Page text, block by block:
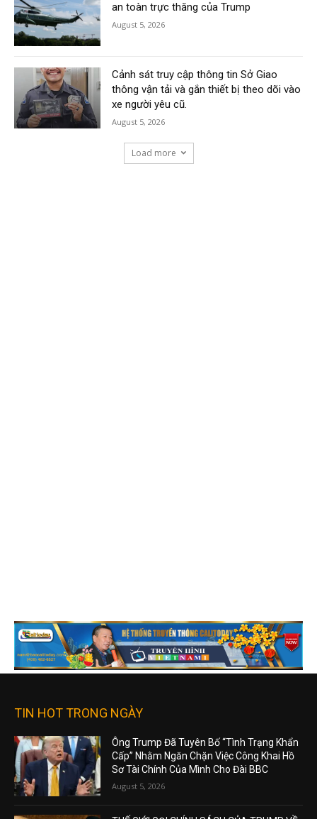
an toàn trực thăng của Trump
August 5, 2026
Cảnh sát truy cập thông tin Sở Giao
thông vận tải và gắn thiết bị theo dõi vào
xe người yêu cũ.
August 5, 2026
Load more
TIN HOT TRONG NGÀY
Ông Trump Đã Tuyên Bố “Tình Trạng Khẩn
Cấp” Nhằm Ngăn Chặn Việc Công Khai Hồ
Sơ Tài Chính Của Mình Cho Đài BBC
August 5, 2026